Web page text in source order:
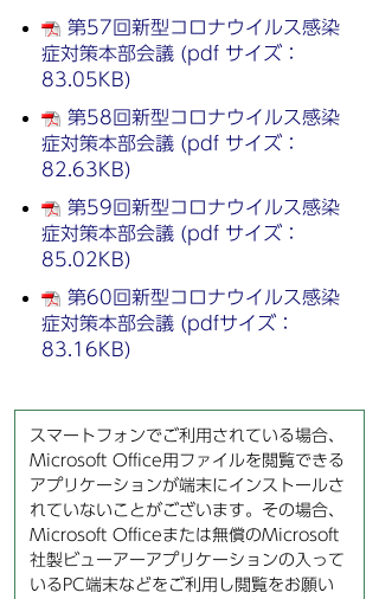
第57回新型コロナウイルス感染
症対策本部会議 (pdf サイズ：
83.05KB)
第58回新型コロナウイルス感染
症対策本部会議 (pdf サイズ：
82.63KB)
第59回新型コロナウイルス感染
症対策本部会議 (pdf サイズ：
85.02KB)
第60回新型コロナウイルス感染
症対策本部会議 (pdfサイズ：
83.16KB)
スマートフォンでご利用されている場合、
Microsoft Office用ファイルを閲覧できる
アプリケーションが端末にインストールさ
れていないことがございます。その場合、
Microsoft Officeまたは無償のMicrosoft
社製ビューアーアプリケーションの入って
いるPC端末などをご利用し閲覧をお願い